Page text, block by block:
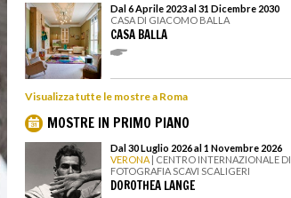
Dal 6 Aprile 2023 al 31 Dicembre 2030
CASA DI GIACOMO BALLA
CASA BALLA
Visualizza tutte le mostre a Roma
MOSTRE IN PRIMO PIANO
Dal 30 Luglio 2026 al 1 Novembre 2026
VERONA | CENTRO INTERNAZIONALE DI
FOTOGRAFIA SCAVI SCALIGERI
DOROTHEA LANGE